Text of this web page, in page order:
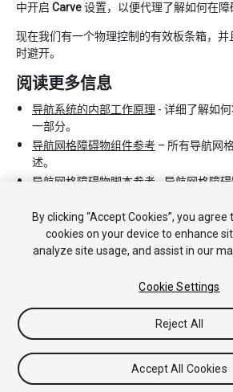
中开启 Carve设置，以便代理了解如何在障
现在我们有一个物理控制的有效板条箱，并
时避开。
阅读更多信息
导航系统的内部工作原理 - 详细了解如
一部分。
导航网格障碍物组件参考 – 所有导航网
述。
导航网格障碍物脚本参考 - 导航网格障
Copyright © 2018 Unity Technologies.
策
不要出售或分享我的个人信息
Your Privacy Choices (Cookie Settings)
By clicking “Accept Cookies”, you
cookies on your device to enhance
analyze site usage, and assist in our
Cookie Settings
Reject All
Accept All Cookies